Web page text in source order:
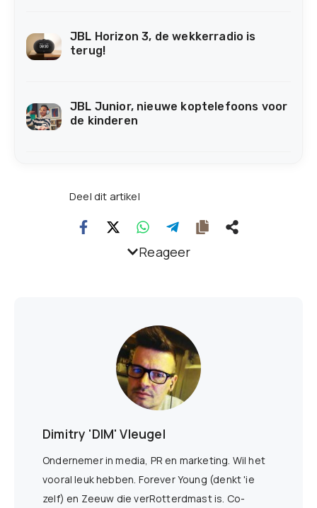
JBL Horizon 3, de wekkerradio is
terug!
JBL Junior, nieuwe koptelefoons voor
de kinderen
Deel dit artikel
Reageer
Dimitry 'DIM' Vleugel
Ondernemer in media, PR en marketing. Wil het
vooral leuk hebben. Forever Young (denkt 'ie
zelf) en Zeeuw die verRotterdmast is. Co-